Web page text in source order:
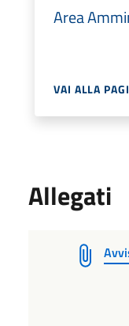
Area
VAI ALLA
Allegati